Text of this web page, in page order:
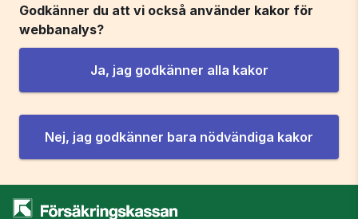
Godkänner du att vi också använder kakor för
webbanalys?
Ja, jag godkänner alla kakor
Nej, jag godkänner bara nödvändiga kakor